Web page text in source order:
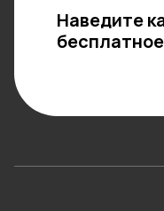
Наведите